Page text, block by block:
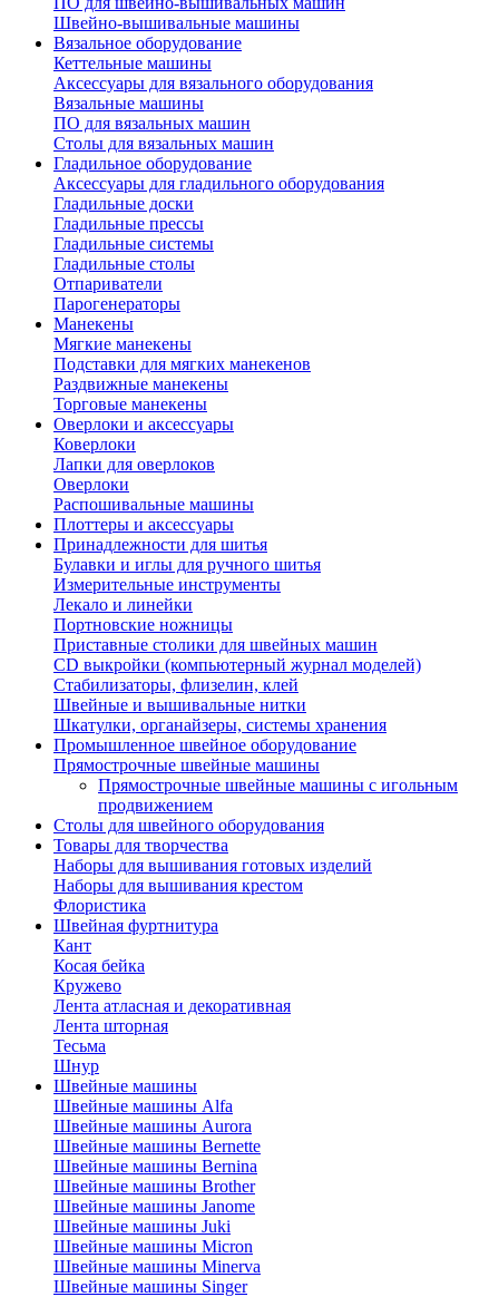
Швейно-вышивальные машины
Вязальное оборудование
Кеттельные машины
Аксессуары для вязального оборудования
Вязальные машины
ПО для вязальных машин
Столы для вязальных машин
Гладильное оборудование
Аксессуары для гладильного оборудования
Гладильные доски
Гладильные прессы
Гладильные системы
Гладильные столы
Отпариватели
Парогенераторы
Манекены
Мягкие манекены
Подставки для мягких манекенов
Раздвижные манекены
Торговые манекены
Оверлоки и аксессуары
Коверлоки
Лапки для оверлоков
Оверлоки
Распошивальные машины
Плоттеры и аксессуары
Принадлежности для шитья
Булавки и иглы для ручного шитья
Измерительные инструменты
Лекало и линейки
Портновские ножницы
Приставные столики для швейных машин
СD выкройки (компьютерный журнал моделей)
Стабилизаторы, флизелин, клей
Швейные и вышивальные нитки
Шкатулки, органайзеры, системы хранения
Промышленное швейное оборудование
Прямострочные швейные машины
Прямострочные швейные машины с игольным
продвижением
Столы для швейного оборудования
Товары для творчества
Наборы для вышивания готовых изделий
Наборы для вышивания крестом
Флористика
Швейная фуртнитура
Кант
Косая бейка
Кружево
Лента aтласная и декоративная
Лента шторная
Тесьма
Шнур
Швейные машины
Швейные машины Alfa
Швейные машины Aurora
Швейные машины Bernette
Швейные машины Bernina
Швейные машины Brother
Швейные машины Janome
Швейные машины Juki
Швейные машины Micron
Швейные машины Minerva
Швейные машины Singer